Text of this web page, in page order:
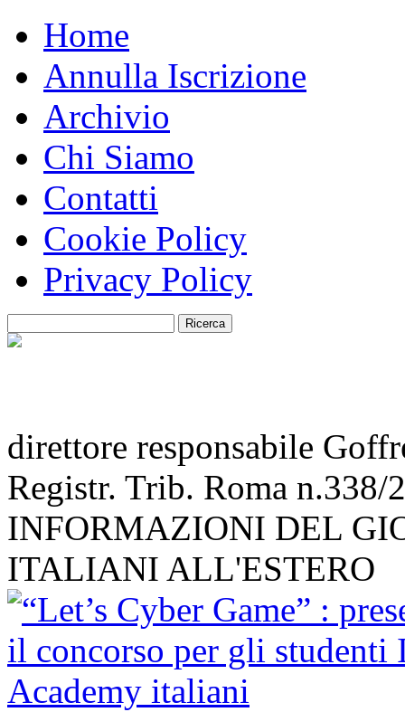
Home
Annulla Iscrizione
Archivio
Chi Siamo
Contatti
Cookie Policy
Privacy Policy
direttore responsabile
Registr. Trib. Roma n.338/
INFORMAZIONI DEL
ITALIANI ALL'ESTERO